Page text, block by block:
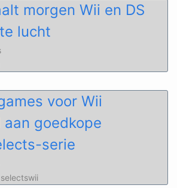
morgen Wii en DS
lucht
voor Wii
goedkope
serie